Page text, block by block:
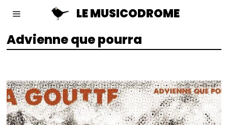
LE MUSICODROME
Advienne que pourra